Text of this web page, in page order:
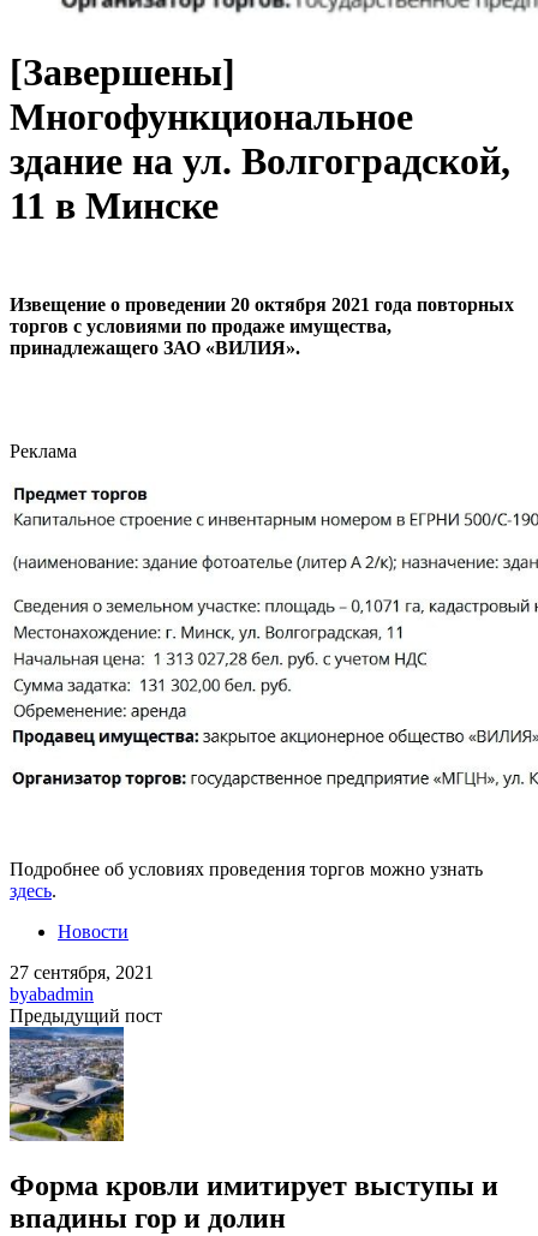
[Завершены]
Многофункциональное
здание на ул. Волгоградской,
11 в Минске
Извещение о проведении 20 октября 2021 года повторных
торгов с условиями по продаже имущества,
принадлежащего ЗАО «ВИЛИЯ».
Реклама
Подробнее об условиях проведения торгов можно узнать
здесь.
Новости
27 сентября, 2021
byabadmin
Предыдущий пост
Форма кровли имитирует выступы и
впадины гор и долин